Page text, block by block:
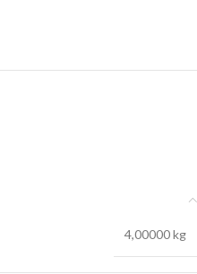
4,00000 kg